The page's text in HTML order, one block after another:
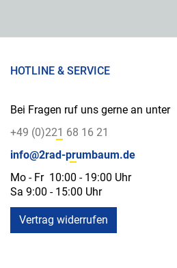
HOTLINE & SERVICE
Bei Fragen ruf uns gerne an unter
+49 (0)221 68 16 21
info@2rad-prumbaum.de
Mo - Fr 10:00 - 19:00 Uhr
Sa 9:00 - 15:00 Uhr
Vertrag widerrufen